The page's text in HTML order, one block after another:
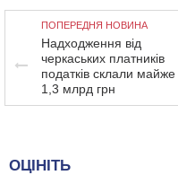
ПОПЕРЕДНЯ НОВИНА
Надходження від
черкаських платників
податків склали майже
1,3 млрд грн